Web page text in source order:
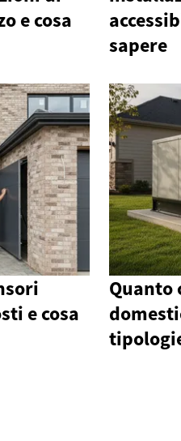
e cosa
sapere
e cosa
Quanto